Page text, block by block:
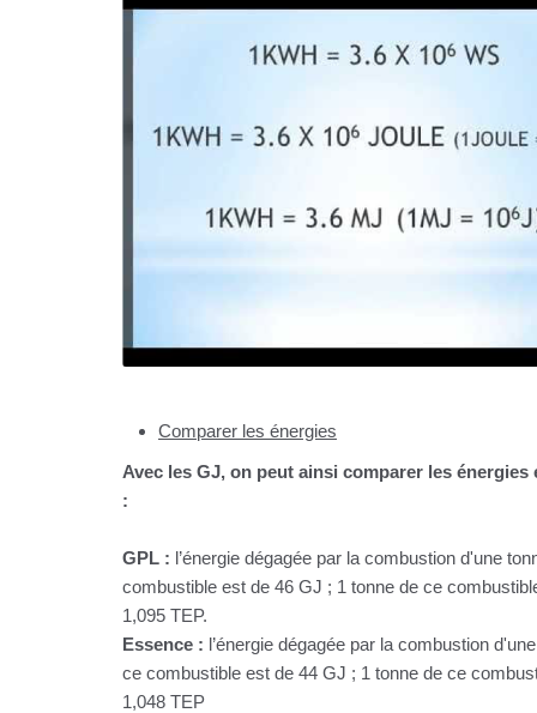
Comparer les énergies
Avec les GJ, on peut ainsi comparer les énergies
:
GPL : l’énergie dégagée par la combustion d'une
combustible est de 46 GJ ; 1 tonne de ce
1,095 TEP.
Essence : l’énergie dégagée par la combustion
ce combustible est de 44 GJ ; 1 tonne de ce
1,048 TEP